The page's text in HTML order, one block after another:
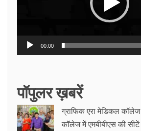
00:00
पॉपुलर ख़बरें
ग्राफिक एरा मेडिकल कॉलेज
कॉलेज में एमबीबीएस की